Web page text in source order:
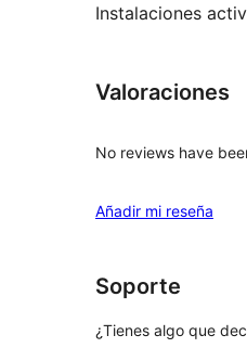
Instalaciones
Valoraciones
No reviews have
Añadir mi reseña
Soporte
¿Tienes algo que